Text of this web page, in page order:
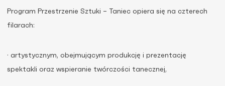
Program Przestrzenie Sztuki – Taniec opiera się na czterech
filarach:
· artystycznym, obejmującym produkcję i prezentację
spektakli oraz wspieranie twórczości tanecznej,